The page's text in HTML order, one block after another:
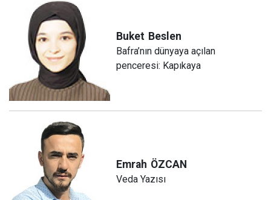
Buket Beslen
Bafra’nın dünyaya açılan
penceresi: Kapıkaya
Emrah ÖZCAN
Veda Yazısı